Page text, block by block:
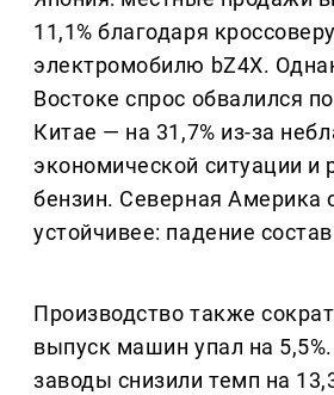
11,1% благодаря
электромобилю bZ4X.
Востоке спрос обвалился
Китае — на 31,7% из-за
экономической ситуации и
бензин. Северная Америка
устойчивее: падение
Производство также
выпуск машин упал на
заводы снизили темп на